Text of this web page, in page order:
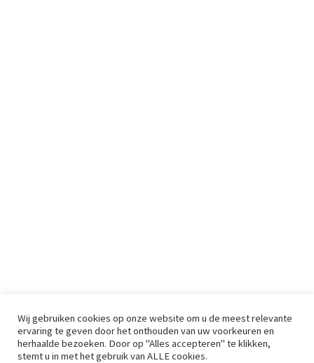
Wij gebruiken cookies op onze website om u de meest relevante
ervaring te geven door het onthouden van uw voorkeuren en
herhaalde bezoeken. Door op "Alles accepteren" te klikken,
stemt u in met het gebruik van ALLE cookies.